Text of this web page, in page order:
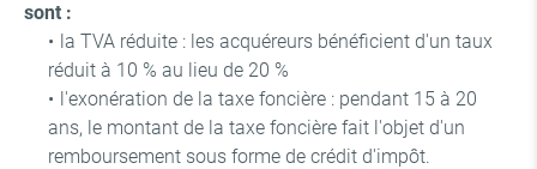
sont :
la TVA réduite : les acquéreurs bénéficient d'un taux
réduit à 10 % au lieu de 20 %
l'exonération de la taxe foncière : pendant 15 à 20
ans, le montant de la taxe foncière fait l'objet d'un
remboursement sous forme de crédit d'impôt.